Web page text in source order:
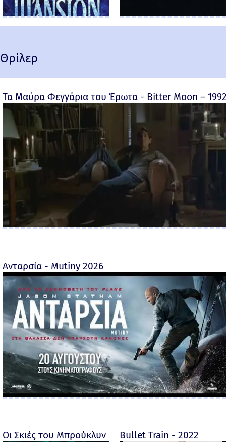
Θρίλερ
Τα Μαύρα Φεγγάρια του Έρωτα - Bitter Moon –
Ανταρσία - Mutiny 2026
Οι Σκιές του Μπρούκλυν - Motherless Brooklyn -
Bullet Train - 2022